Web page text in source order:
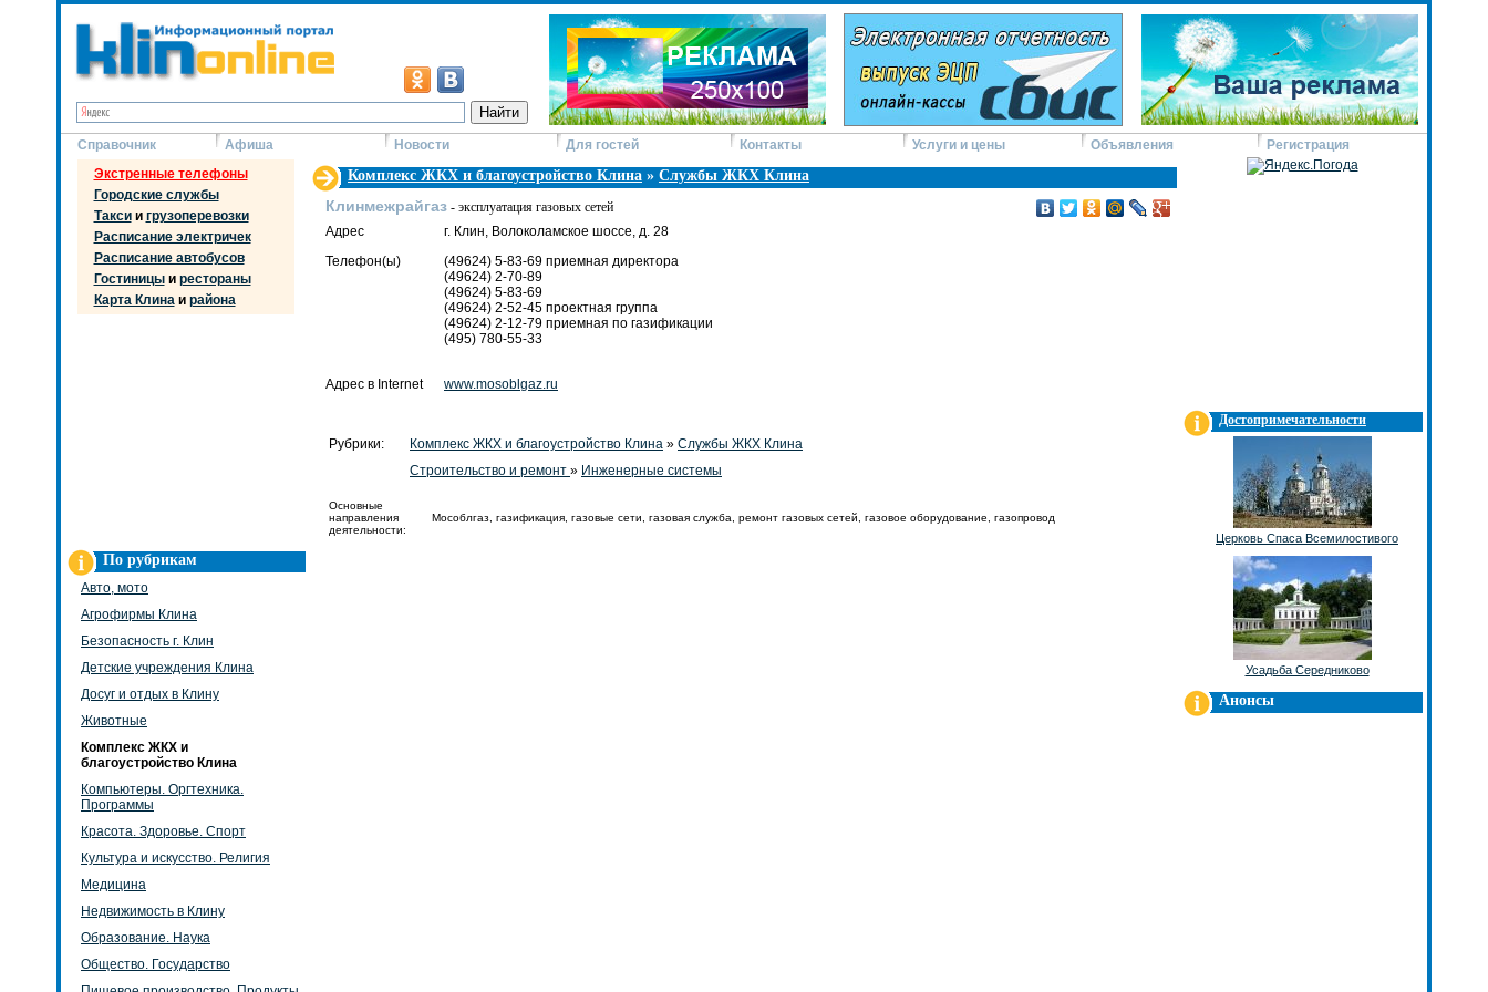
Справочник Афиша Новости Для гостей Контакты Услуги и цены Объявления
Регистрация
Экстренные телефоны
Городские службы
Таксии грузоперевозки
Расписание электричек
Расписание автобусов
Гостиницыи рестораны
Карта Клинаи района
По рубрикам
Авто, мото
Агрофирмы Клина
Безопасность г. Клин
Детские учреждения Клина
Досуг и отдых в Клину
Животные
Комплекс ЖКХ и
благоустройство Клина
Компьютеры. Оргтехника.
Программы
Красота. Здоровье. Спорт
Культура и искусство. Религия
Медицина
Недвижимость в Клину
Образование. Наука
Общество. Государство
Комплекс ЖКХ и благоустройство Клина » Службы ЖКХ Клина
Клинмежрайгаз - эксплуатация газовых сетей
Адрес
г. Клин, Волоколамское шоссе, д. 28
Телефон(ы)
(49624) 5-83-69 приемная директора
(49624) 2-70-89
(49624) 5-83-69
(49624) 2-52-45 проектная группа
(49624) 2-12-79 приемная по газификации
(495) 780-55-33
Адрес в Internet www.mosoblgaz.ru
Рубрики: Комплекс ЖКХ и благоустройство Клина » Службы ЖКХ Клина
Строительство и ремонт » Инженерные системы
Основные
направления
деятельности:
Мособлгаз, газификация, газовые сети, газовая служба, ремонт газовых сетей, газовое оборудование, газопровод
Достопримечательности
Церковь Спаса Всемилостивого
Усадьба Середниково
Анонсы